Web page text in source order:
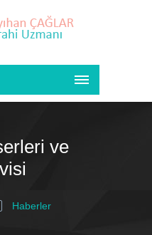
ve
Haberler